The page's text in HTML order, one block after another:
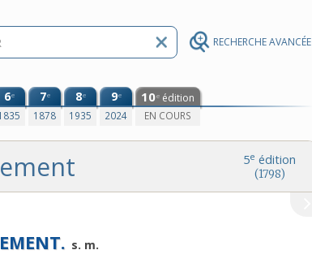
RECHERCHE AVANCÉE
6e 7e
1878
8e
1935
9e
2024
10e édition
EN COURS
5e édition
(1798)
s. m.